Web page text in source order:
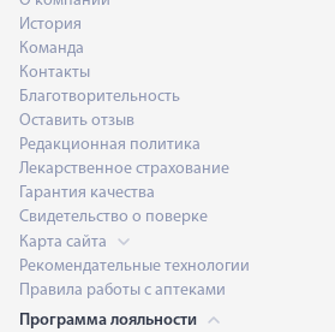
История
Команда
Контакты
Благотворительность
Оставить отзыв
Редакционная политика
Лекарственное страхование
Гарантия качества
Свидетельство о поверке
Карта сайта
Рекомендательные технологии
Правила работы с аптеками
Программа лояльности